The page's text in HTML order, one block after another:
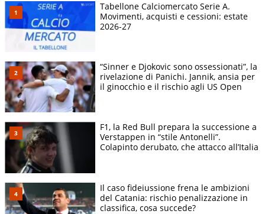
Tabellone Calciomercato Serie A.
Movimenti, acquisti e cessioni: estate
2026-27
“Sinner e Djokovic sono ossessionati”, la
rivelazione di Panichi. Jannik, ansia per
il ginocchio e il rischio agli US Open
F1, la Red Bull prepara la successione a
Verstappen in “stile Antonelli”.
Colapinto derubato, che attacco all’Italia
Il caso fideiussione frena le ambizioni
del Catania: rischio penalizzazione in
classifica, cosa succede?